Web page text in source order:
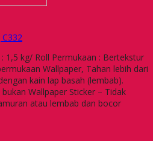
1,5 kg/ Roll Permukaan : Bertekstur
Wallpaper, Tahan lebih dari
kain lap basah (lembab).
Wallpaper Sticker – Tidak
atau lembab dan bocor